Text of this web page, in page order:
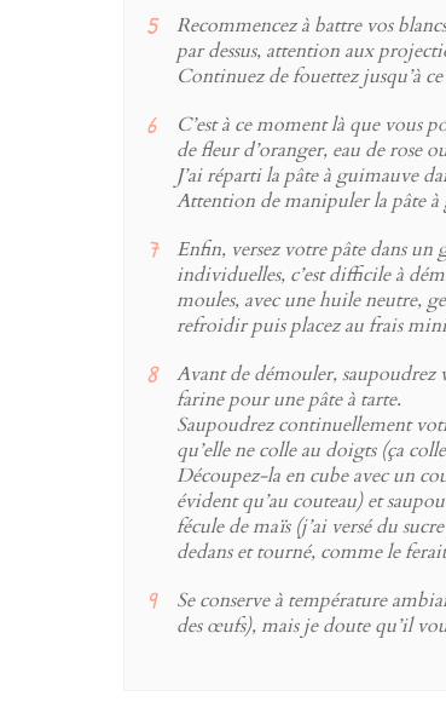
Recommencez à battre vos
par dessus, attention aux
Continuez de fouettez jusqu’à
C’est à ce moment là que vous
de fleur d’oranger, eau de rose
J’ai réparti la pâte à guimauve
Attention de manipuler la pâte
Enfin, versez votre pâte dans un
individuelles, c’est difficile à
moules, avec une huile neutre,
refroidir puis placez au frais
Avant de démouler, saupoudrez
farine pour une pâte à tarte.
Saupoudrez continuellement
qu’elle ne colle au doigts (ça
Découpez-la en cube avec un
évident qu’au couteau) et
fécule de maïs (j’ai versé du
dedans et tourné, comme le
Se conserve à température
des œufs), mais je doute qu’il